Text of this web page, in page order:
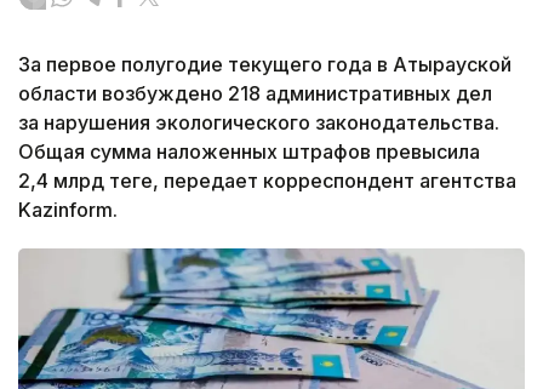
За первое полугодие текущего года в Атырауской
области возбуждено 218 административных дел
за нарушения экологического законодательства.
Общая сумма наложенных штрафов превысила
2,4 млрд теңге, передает корреспондент агентства
Kazinform.